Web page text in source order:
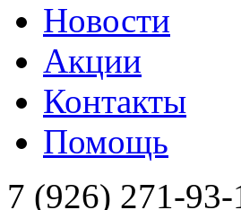
Новости
Акции
Контакты
Помощь
7 (926) 271-93-